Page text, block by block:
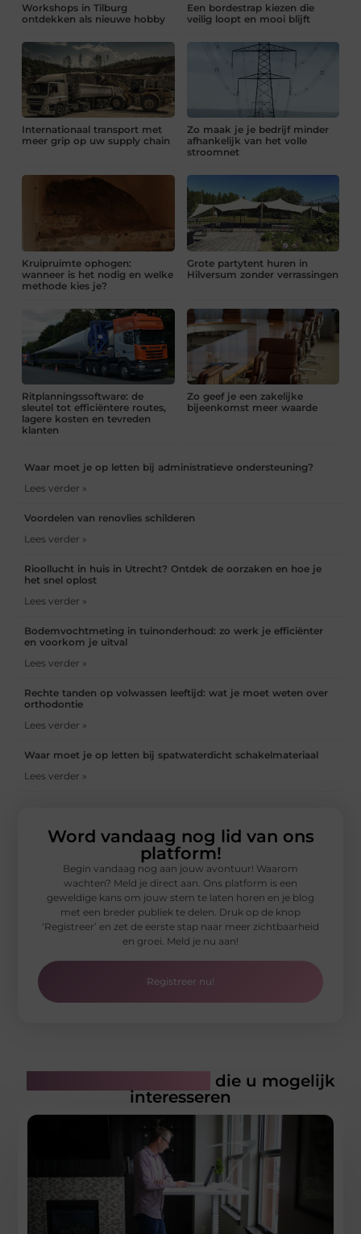
Workshops in Tilburg
ontdekken als nieuwe hobby
Een bordestrap kiezen die
veilig loopt en mooi blijft
Internationaal transport met
meer grip op uw supply chain
Zo maak je je bedrijf minder
afhankelijk van het volle
stroomnet
Kruipruimte ophogen:
wanneer is het nodig en welke
methode kies je?
Grote partytent huren in
Hilversum zonder verrassingen
Ritplanningssoftware: de
sleutel tot efficiëntere routes,
lagere kosten en tevreden
klanten
Zo geef je een zakelijke
bijeenkomst meer waarde
Waar moet je op letten bij administratieve ondersteuning?
Lees verder »
Voordelen van renovlies schilderen
Lees verder »
Rioollucht in huis in Utrecht? Ontdek de oorzaken en hoe je
het snel oplost
Lees verder »
Bodemvochtmeting in tuinonderhoud: zo werk je efficiënter
en voorkom je uitval
Lees verder »
Rechte tanden op volwassen leeftijd: wat je moet weten over
orthodontie
Lees verder »
Waar moet je op letten bij spatwaterdicht schakelmateriaal
Lees verder »
Word vandaag nog lid van ons
platform!
Begin vandaag nog aan jouw avontuur! Waarom
wachten? Meld je direct aan. Ons platform is een
geweldige kans om jouw stem te laten horen en je blog
met een breder publiek te delen. Druk op de knop
‘Registreer’ en zet de eerste stap naar meer zichtbaarheid
en groei. Meld je nu aan!
Registreer nu!
die u mogelijk
interesseren